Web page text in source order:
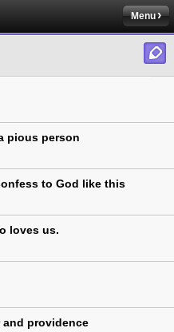
Menu
pious person
to God like this
loves us.
and providence